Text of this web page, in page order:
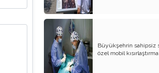
göz diktiler
Kime oy vermeliyiz?..
Var mı alan; 5 daire fiyatına
Fabrikası
İşte yeni-özlenen CHP
Büyükşehrin sahipsiz
özel mobil